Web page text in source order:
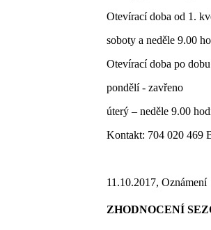
Otevírací doba od 1.
soboty a neděle 9.00
Otevírací doba po
pondělí - zavřeno
úterý – neděle 9.00
Kontakt: 704 020 469
11.10.2017, Oznámení
ZHODNOCENÍ